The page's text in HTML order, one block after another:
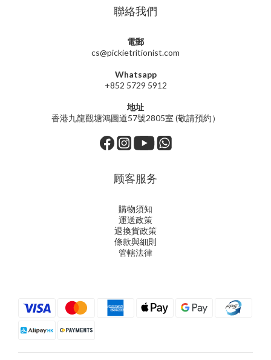
聯絡我們
電郵
cs@pickietritionist.com
Whatsapp
+852 5729 5912
地址
香港九龍觀塘鴻圖道57號2805室 (敬請預約）
顾客服务
購物須知
運送政策
退換貨政策
條款與細則
管轄法律